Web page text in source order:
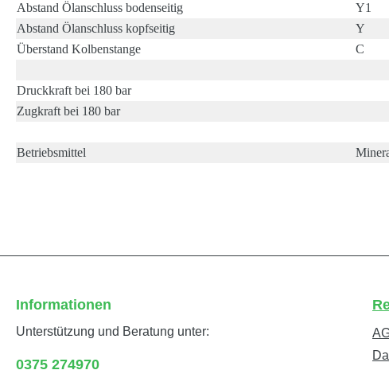
Abstand Ölanschluss bodenseitig
Y1
Abstand Ölanschluss kopfseitig
Y
Überstand Kolbenstange
C
Druckkraft bei 180 bar
Zugkraft bei 180 bar
Betriebsmittel
Informationen
Unterstützung und Beratung unter:
0375 274970